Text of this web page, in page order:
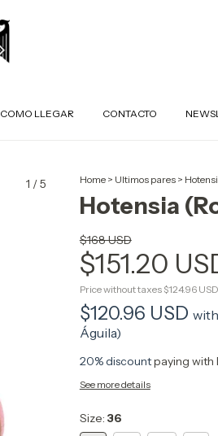
COMO LLEGAR CONTACTO
1 /5 Home > Ultimos pares >
Hotensia
$168 USD
$151.20
Price without taxes $124.96 USD
$120.96 USD with
Águila)
20% discountpaying with
See more details
Size: 36